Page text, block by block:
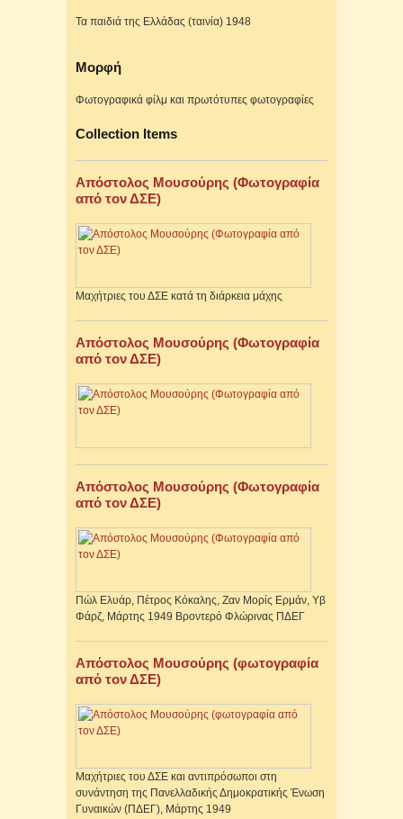
Τα παιδιά της Ελλάδας (ταινία) 1948
Μορφή
Φωτογραφικά φίλμ και πρωτότυπες φωτογραφίες
Collection Items
Απόστολος Μουσούρης (Φωτογραφία
από τον ΔΣΕ)
Μαχήτριες του ΔΣΕ κατά τη διάρκεια μάχης
Απόστολος Μουσούρης (Φωτογραφία
από τον ΔΣΕ)
Απόστολος Μουσούρης (Φωτογραφία
από τον ΔΣΕ)
Πώλ Ελυάρ, Πέτρος Κόκαλης, Ζαν Μορίς Ερμάν, Υβ
Φάρζ, Μάρτης 1949 Βροντερό Φλώρινας ΠΔΕΓ
Απόστολος Μουσούρης (φωτογραφία
από τον ΔΣΕ)
Μαχήτριες του ΔΣΕ και αντιπρόσωποι στη
συνάντηση της Πανελλαδικής Δημοκρατικής Ένωση
Γυναικών (ΠΔΕΓ), Μάρτης 1949